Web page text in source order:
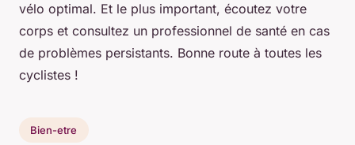
vélo optimal. Et le plus important, écoutez votre
corps et consultez un professionnel de santé en cas
de problèmes persistants. Bonne route à toutes les
cyclistes !
Bien-etre